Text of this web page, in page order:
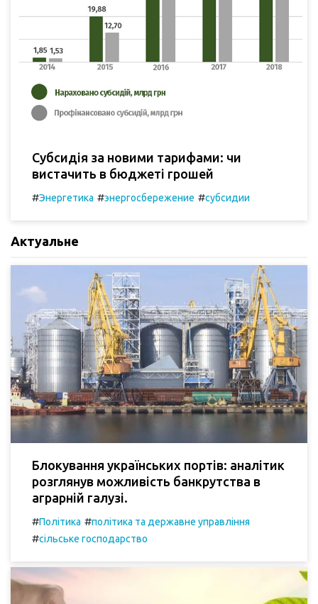
Субсидія за новими тарифами: чи
вистачить в бюджеті грошей
#Энергетика #энергосбережение #субсидии
Актуальне
Блокування українських портів: аналітик
розглянув можливість банкрутства в
аграрній галузі.
#Політика #політика та державне управління
#сільське господарство